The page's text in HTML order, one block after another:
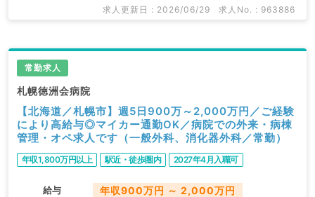
求人更新日 : 2026/06/29 求人No. : 963886
常勤求人
札幌徳洲会病院
【北海道／札幌市】週5日900万～2,000万円／ご経験
により高給与◎マイカー通勤OK／病院での外来・病棟
管理・オペ求人です（一般外科、消化器外科／常勤）
年収1,800万円以上 駅近・徒歩圏内 2027年4月入職可
給与 年収900万円 ～ 2,000万円